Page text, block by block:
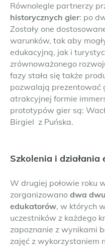
Równolegle partnerzy
historycznych gier: po
Zostały one
warunków, tak aby
edukacyjną, jak i
zrównoważonego
fazy stała się także
pozwalają prezentować
atrakcyjnej formie
prototypów gier są:
Birgiel z Puńska.
Szkolenia i działania
W drugiej połowie roku
zorganizowano dwa
edukatorów, w których
uczestników z każdego
zapoznanie z wynikami
zajęć z wykorzystaniem